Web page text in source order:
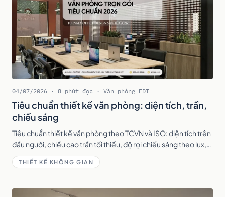
04/07/2026 · 8 phút đọc · Văn phòng FDI
Tiêu chuẩn thiết kế văn phòng: diện tích, trần,
chiếu sáng
Tiêu chuẩn thiết kế văn phòng theo TCVN và ISO: diện tích trên
đầu người, chiều cao trần tối thiểu, độ rọi chiếu sáng theo lux,
thông gió, nhiệt độ và độ ồn.
THIẾT KẾ KHÔNG GIAN